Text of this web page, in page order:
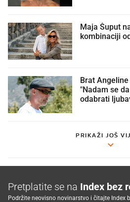
Maja Šuput
kombinaciji
Brat
"Nadam se
odabrati
PRIKAŽI JOŠ
Pretplatite se na Index bez
Podržite neovisno novinarstvo i čitajte Index